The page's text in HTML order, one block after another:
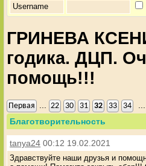
ГРИНЕВА
годика. ДЦП.
помощь!!!
Первая 22 30 31 32 33 34
Благотворительность
tanya24 00:12 19.02.2021
Здравствуйте наши друзья и